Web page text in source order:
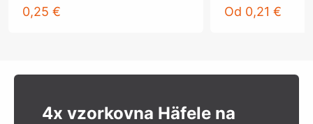
0,25 € Od 0,21 €
4x vzorkovna Häfele na